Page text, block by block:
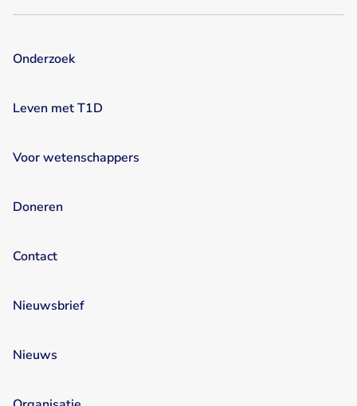
Onderzoek
Leven met T1D
Voor wetenschappers
Doneren
Contact
Nieuwsbrief
Nieuws